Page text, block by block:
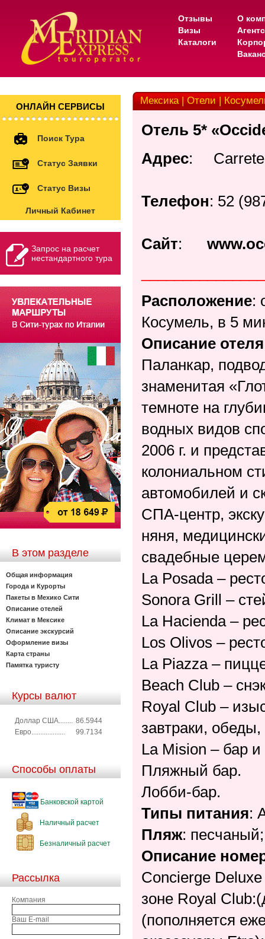
Отзывы
Визы
Каталоги
О
ОНЛАЙН СЕРВИСЫ
Поиск Тура
Статус Заявки
Статус Визы
Личный Кабинет
Запрос на расчет
нестандартного тура
В этом разделе
Общая информация
Города и Курорты
Пакеты в Мехико Сити
Описание отелей
Климат в Мексике
Описание экскурсий
Оформление визы
Карта страны
Памятка туристу
Курсы валют
Доллар США........ 86.5944
Евро...................
99.7134
Способы оплаты
Банковской картой
Наличный расчет
Безналичный расчет
Рассылка
Компания
Ваш E-mail
Мексика | Отели |
Отель 5*
Адрес:
Телефон: 52
Сайт:
Расположение:
Косумель, в 5
Описание отеля
Паланкар,
знаменитая
темноте на
водных видов
2006 г. и
колониальном
автомобилей и
СПА-центр,
няня,
свадебные
La Posada –
Sonora Grill –
La Hacienda –
Los Olivos –
La Piazza –
Beach Club –
Royal Club –
завтраки,
La Mision – бар и
Пляжный бар.
Лобби-бар.
Типы питания:
Пляж:
Описание
Concierge
зоне Royal
(пополняется